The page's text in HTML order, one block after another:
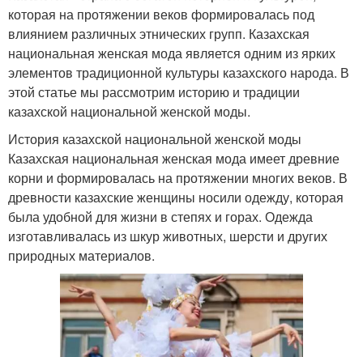
которая на протяжении веков формировалась под
влиянием различных этнических групп. Казахская
национальная женская мода является одним из ярких
элементов традиционной культуры казахского народа. В
этой статье мы рассмотрим историю и традиции
казахской национальной женской моды.
История казахской национальной женской моды
Казахская национальная женская мода имеет древние
корни и формировалась на протяжении многих веков. В
древности казахские женщины носили одежду, которая
была удобной для жизни в степях и горах. Одежда
изготавливалась из шкур животных, шерсти и других
природных материалов.